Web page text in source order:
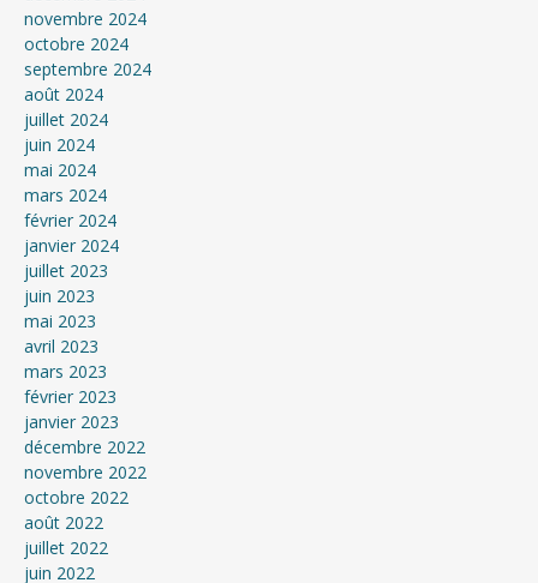
novembre 2024
octobre 2024
septembre 2024
août 2024
juillet 2024
juin 2024
mai 2024
mars 2024
février 2024
janvier 2024
juillet 2023
juin 2023
mai 2023
avril 2023
mars 2023
février 2023
janvier 2023
décembre 2022
novembre 2022
octobre 2022
août 2022
juillet 2022
juin 2022